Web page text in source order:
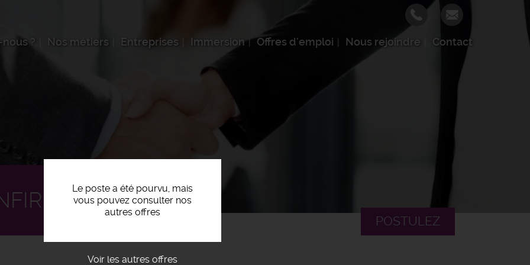
? Nos métiers Entreprises Immersion Offres d'emploi Nous rejoindre Contact
Le poste a été pourvu, mais
vous pouvez consulter nos
autres offres
Voir les autres offres
POSTULEZ
F/H